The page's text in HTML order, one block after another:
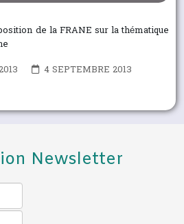
de la FRANE sur la thématique
4 SEPTEMBRE 2013
Newsletter